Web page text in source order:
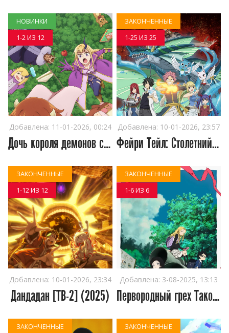
НОВИНКИ
1-2 ИЗ 12
Добавлена: 11-01-2026, 00:24
Дочь короля демонов слишком добрая! (2026)
ЗАКОНЧЕННЫЕ
1-25 ИЗ 25
Добавлена: 10-01-2026, 23:57
Фейри Тейл: Столетний квест (2024)
ЗАКОНЧЕННЫЕ
1-12 ИЗ 12
Добавлена: 10-01-2026, 23:34
Дандадан [ТВ-2] (2025)
ЗАКОНЧЕННЫЕ
1-6 ИЗ 6
Добавлена: 3-08-2025, 13:13
Первородный грех Такопи (2025)
ЗАКОНЧЕННЫЕ ЗАКОНЧЕННЫЕ